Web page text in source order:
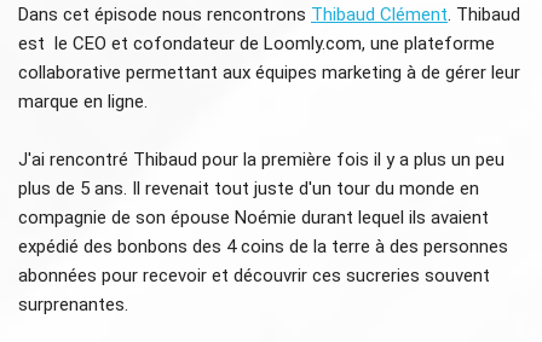
Dans cet épisode nous rencontrons Thibaud Clément. Thibaud
est le CEO et cofondateur de Loomly.com, une plateforme
collaborative permettant aux équipes marketing à de gérer leur
marque en ligne.
J'ai rencontré Thibaud pour la première fois il y a plus un peu
plus de 5 ans. Il revenait tout juste d'un tour du monde en
compagnie de son épouse Noémie durant lequel ils avaient
expédié des bonbons des 4 coins de la terre à des personnes
abonnées pour recevoir et découvrir ces sucreries souvent
surprenantes.